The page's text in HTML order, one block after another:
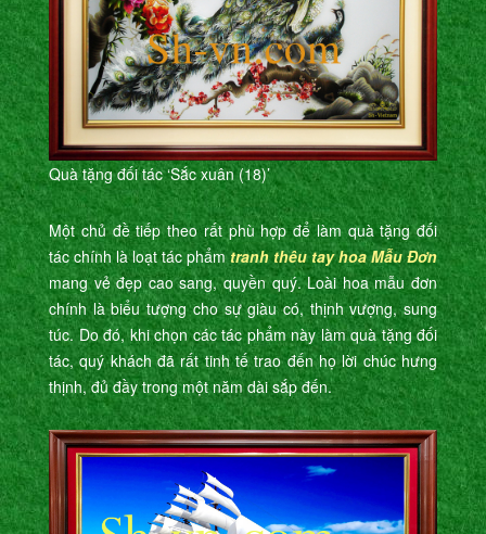
Quà tặng đối tác ‘Sắc xuân (18)’
Một chủ đề tiếp theo rất phù hợp để làm quà tặng đối
tác chính là loạt tác phẩmtranh thêu tay hoa Mẫu Đơn
mang vẻ đẹp cao sang, quyền quý. Loài hoa mẫu đơn
chính là biểu tượng cho sự giàu có, thịnh vượng, sung
túc. Do đó, khi chọn các tác phẩm này làm quà tặng đối
tác, quý khách đã rất tinh tế trao đến họ lời chúc hưng
thịnh, đủ đầy trong một năm dài sắp đến.